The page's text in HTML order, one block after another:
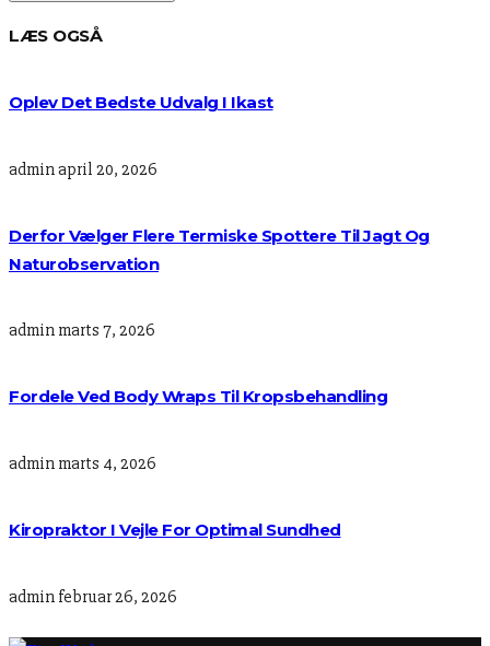
LÆS OGSÅ
Oplev Det Bedste Udvalg I Ikast
adminapril 20, 2026
Derfor Vælger Flere Termiske Spottere Til Jagt Og
Naturobservation
admin marts 7, 2026
Fordele Ved Body Wraps Til Kropsbehandling
admin marts 4, 2026
Kiropraktor I Vejle For Optimal Sundhed
admin februar 26, 2026